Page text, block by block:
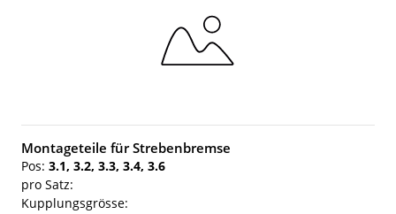
Montageteile für Strebenbremse
Pos: 3.1, 3.2, 3.3, 3.4, 3.6
pro Satz:
Kupplungsgrösse: